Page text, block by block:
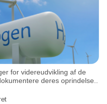
for videreudvikling af de
deres oprindelse..